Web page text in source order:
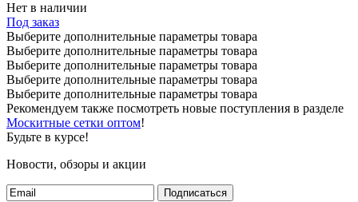
Нет в наличии
Под заказ
Выберите дополнительные параметры товара
Выберите дополнительные параметры товара
Выберите дополнительные параметры товара
Выберите дополнительные параметры товара
Выберите дополнительные параметры товара
Рекомендуем также посмотреть новые поступления в разделе
Москитные сетки оптом!
Будьте в курсе!
Новости, обзоры и акции
Подписаться